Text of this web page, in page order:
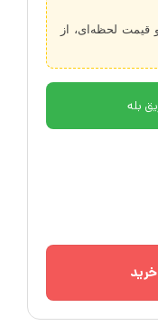
قیمت لحظه‌ای، از
بله